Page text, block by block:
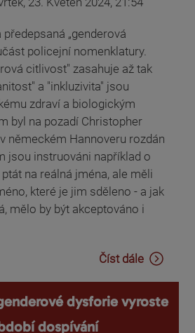
„genderová
policejní nomenklatury.
citlivost" zasahuje až tak
a "inkluzivita" jsou
zdraví a biologickým
byl na pozadí Christopher
německém Hannoveru rozdán
jsou instruováni například o
na reálná jména, ale měli
které je jim sděleno - a jak
mělo by být akceptováno i
Číst dále
dysforie vyroste
dospívání